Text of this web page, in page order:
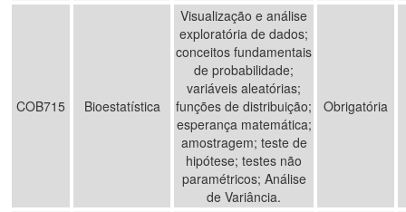
COB715 Bioestatística
Visualização e análise
exploratória de dados;
conceitos fundamentais
de probabilidade;
variáveis aleatórias;
funções de distribuição;
esperança matemática;
amostragem; teste de
hipótese; testes não
paramétricos; Análise
de Variância.
Obrigatória